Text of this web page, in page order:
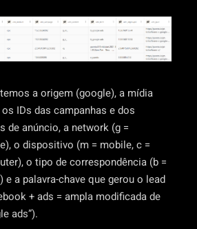
a origem (google), a mídia
IDs das campanhas e dos
de anúncio, a network (g =
o dispositivo (m = mobile, c =
o tipo de correspondência (b =
e a palavra-chave que gerou o lead
+ ads = ampla modificada de
ads”).